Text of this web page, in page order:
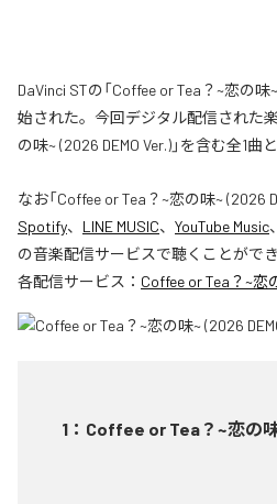
DaVinci STの「Coffee or Tea？~恋の味
始された。今回デジタル配信された
の味~ (2026 DEMO Ver.)」を含む全1曲
なお「Coffee or Tea？~恋の味~ (2026
Spotify、 LINE MUSIC、 YouTube Music、
の音楽配信サービスで聴くことができ
各配信サービス： Coffee or Tea？~恋
1 ： Coffee or Tea？~恋の